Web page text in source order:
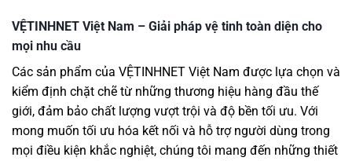
VỆTINHNET Việt Nam – Giải pháp vệ tinh toàn diện cho
mọi nhu cầu
Các sản phẩm của VỆTINHNET Việt Nam được lựa chọn và
kiểm định chặt chẽ từ những thương hiệu hàng đầu thế
giới, đảm bảo chất lượng vượt trội và độ bền tối ưu. Với
mong muốn tối ưu hóa kết nối và hỗ trợ người dùng trong
mọi điều kiện khắc nghiệt, chúng tôi mang đến những thiết